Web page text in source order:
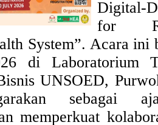
Digital-
for
System”. Acara ini
di Laboratorium
UNSOED,
sebagai
memperkuat